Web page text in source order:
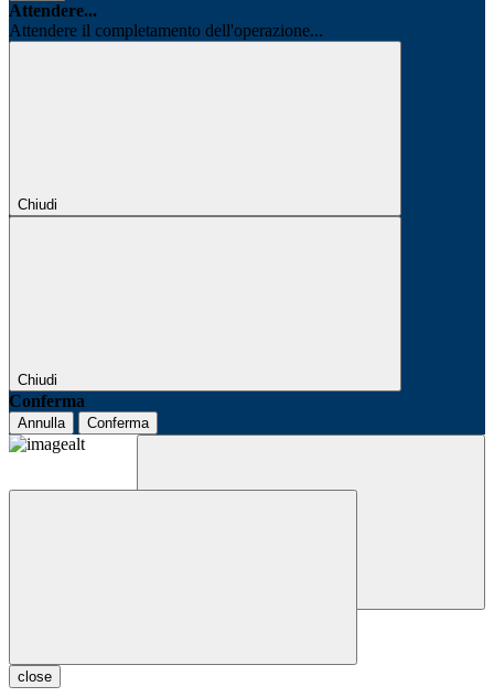
Attendere...
Attendere il completamento dell'operazione...
Chiudi
Chiudi
Conferma
Annulla Conferma
close